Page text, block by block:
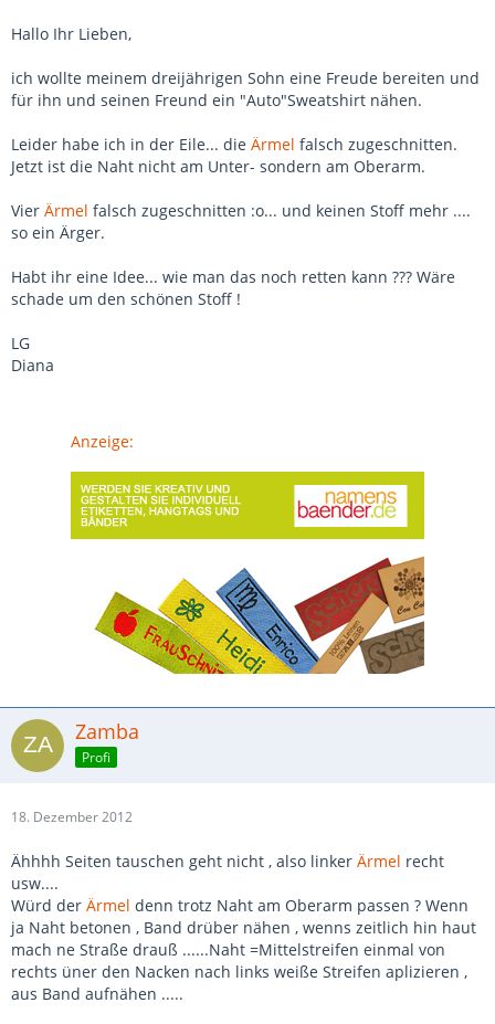
Hallo Ihr Lieben,
ich wollte meinem dreijährigen Sohn eine Freude bereiten und
für ihn und seinen Freund ein "Auto"Sweatshirt nähen.
Leider habe ich in der Eile... die Ärmel falsch zugeschnitten.
Jetzt ist die Naht nicht am Unter- sondern am Oberarm.
Vier Ärmel falsch zugeschnitten :o... und keinen Stoff mehr ....
so ein Ärger.
Habt ihr eine Idee... wie man das noch retten kann ??? Wäre
schade um den schönen Stoff !
LG
Diana
Anzeige:
Zamba
Profi
18. Dezember 2012
Ähhhh Seiten tauschen geht nicht , also linker Ärmel recht
usw....
Würd der Ärmel denn trotz Naht am Oberarm passen ? Wenn
ja Naht betonen , Band drüber nähen , wenns zeitlich hin haut
mach ne Straße drauß ......Naht =Mittelstreifen einmal von
rechts üner den Nacken nach links weiße Streifen aplizieren ,
aus Band aufnähen .....